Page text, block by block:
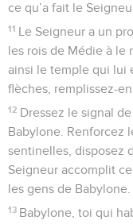
ce qu’a fait le
11 Le Seigneur a un
les rois de Médie à le
ainsi le temple qui lui
flèches, remplissez-
12 Dressez le signal
Babylone. Renforcez
sentinelles, disposez
Seigneur accomplit
les gens de Babylone.
13 Babylone, toi qui